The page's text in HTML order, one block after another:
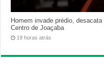
Homem invade prédio,
Centro de Joaçaba
19 horas atrás